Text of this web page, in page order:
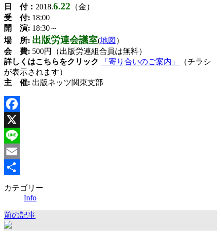
日 付： 2018.6.22 （金）
受 付: 18:00
開 演: 18:30～
場 所: 出版労連会議室(地図 ）
会 費: 500円（出版労連組合員は無料）
詳しくはこちらをクリック
「寄り合いのご案内」
（チラシ
が表示されます）
主 催: 出版ネッツ関東支部
Facebook
X
Line
Email
共
カテゴリー
Info
前の記事